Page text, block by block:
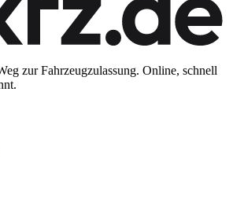
zur Fahrzeugzulassung. Online, schnell